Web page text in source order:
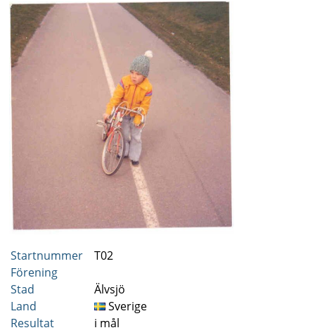
Startnummer
T02
Förening
Stad
Älvsjö
Land
Sverige
Resultat
i mål